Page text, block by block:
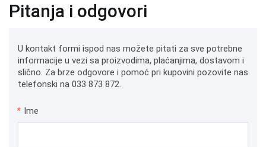
Pitanja i odgovori
U kontakt formi ispod nas možete pitati za sve potrebne
informacije u vezi sa proizvodima, plaćanjima, dostavom i
slično. Za brze odgovore i pomoć pri kupovini pozovite nas
telefonski na 033 873 872.
* Ime